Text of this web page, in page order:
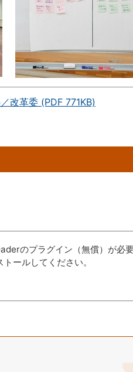
改革委 (PDF 771KB)
のプラグイン（無償）が必
ールしてください。